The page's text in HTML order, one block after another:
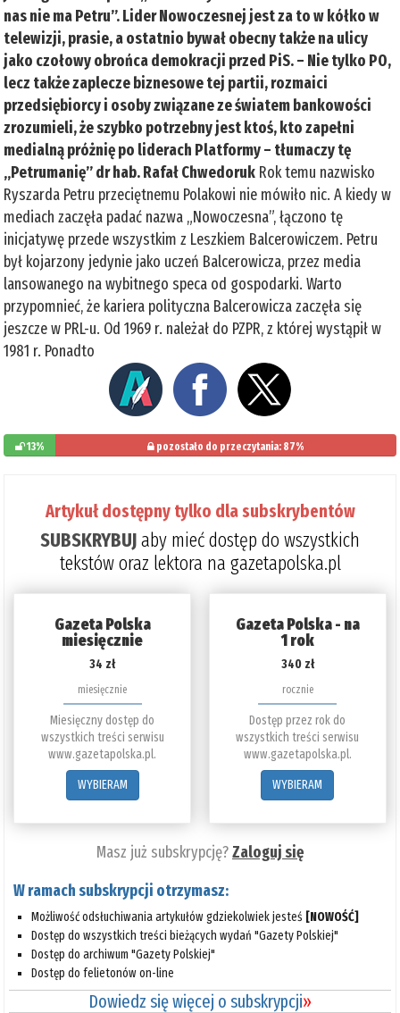
nas nie ma Petru”. Lider Nowoczesnej jest za to w kółko w
telewizji, prasie, a ostatnio bywał obecny także na ulicy
jako czołowy obrońca demokracji przed PiS. – Nie tylko PO,
lecz także zaplecze biznesowe tej partii, rozmaici
przedsiębiorcy i osoby związane ze światem bankowości
zrozumieli, że szybko potrzebny jest ktoś, kto zapełni
medialną próżnię po liderach Platformy – tłumaczy tę
„Petrumanię” dr hab. Rafał Chwedoruk Rok temu nazwisko
Ryszarda Petru przeciętnemu Polakowi nie mówiło nic. A kiedy w
mediach zaczęła padać nazwa „Nowoczesna”, łączono tę
inicjatywę przede wszystkim z Leszkiem Balcerowiczem. Petru
był kojarzony jedynie jako uczeń Balcerowicza, przez media
lansowanego na wybitnego speca od gospodarki. Warto
przypomnieć, że kariera polityczna Balcerowicza zaczęła się
jeszcze w PRL-u. Od 1969 r. należał do PZPR, z której wystąpił w
1981 r. Ponadto
13% pozostało do przeczytania: 87%
Artykuł dostępny tylko dla subskrybentów
SUBSKRYBUJaby mieć dostęp do wszystkich
tekstów oraz lektora na gazetapolska.pl
Gazeta Polska
miesięcznie
34 zł
miesięcznie
Miesięczny dostęp do
wszystkich treści serwisu
www.gazetapolska.pl.
WYBIERAM
Gazeta Polska - na
1 rok
340 zł
rocznie
Dostęp przez rok do
wszystkich treści serwisu
www.gazetapolska.pl.
WYBIERAM
Masz już subskrypcję?Zaloguj się
W ramach subskrypcji otrzymasz:
Możliwość odsłuchiwania artykułów gdziekolwiek jesteś [NOWOŚĆ]
Dostęp do wszystkich treści bieżących wydań "Gazety Polskiej"
Dostęp do archiwum "Gazety Polskiej"
Dostęp do felietonów on-line
Dowiedz się więcej o subskrypcji»